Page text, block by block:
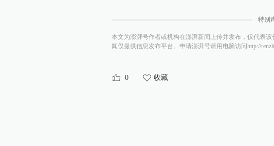
特别
本文为澎湃号作者或机构在澎湃新闻上传并发布，仅代表
闻仅提供信息发布平台。申请澎湃号请用电脑访问http://
0 收藏